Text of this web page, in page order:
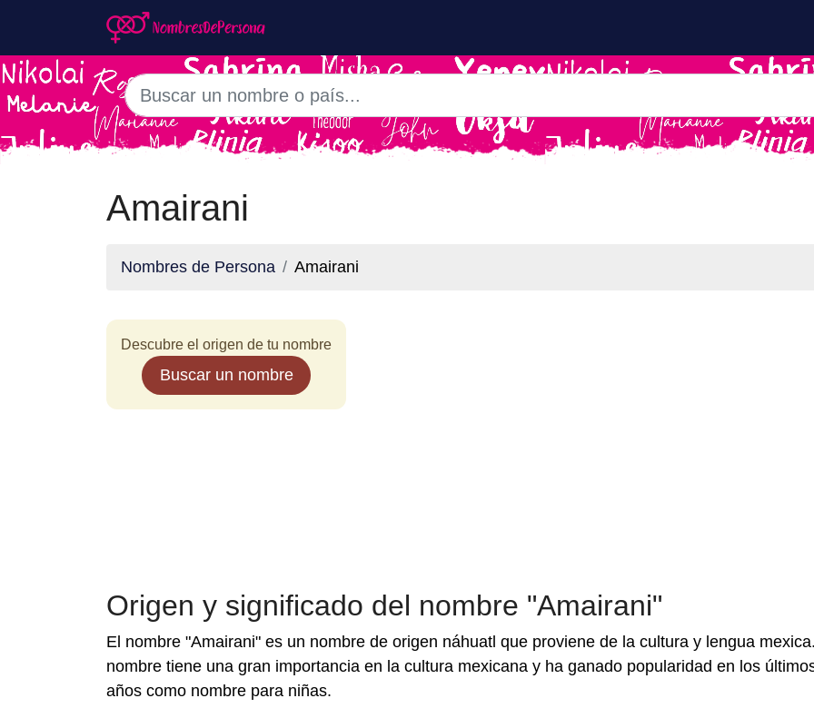
Amairani
Nombres de Persona Amairani
Descubre el origen de tu nombre
Buscar un nombre
Origen y significado del nombre "Amairani"
El nombre "Amairani" es un nombre de origen náhuatl que proviene de la cultura y lengua
nombre tiene una gran importancia en la cultura mexicana y ha ganado popularidad en los
años como nombre para niñas.